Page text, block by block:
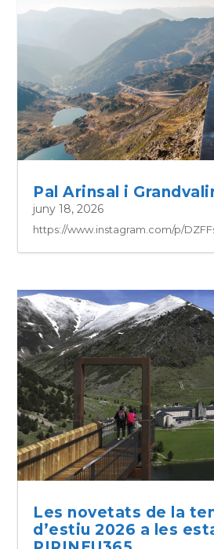
Pal Arinsal i
juny 18, 2026
https://www.instagram.com/p/
Les novetats de la
d’estiu 2026 a les